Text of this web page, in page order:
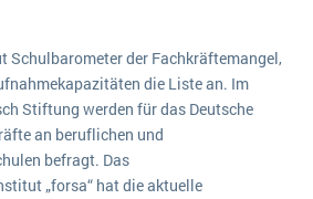
Das sind die 6
(SLA) und ERP: Was muss man wissen?
Abfallentsorger
ERP- oder FSM-System: clever und effizient
Schulbarometer der Fachkräftemangel,
die Liste an. Im
Stiftung werden für das Deutsche
an beruflichen und
befragt. Das
„forsa“ hat die aktuelle